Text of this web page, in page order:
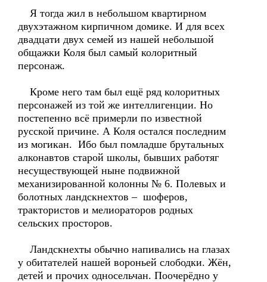
Я тогда жил в небольшом квартирном
двухэтажном кирпичном домике. И для всех
двадцати двух семей из нашей небольшой
общажки Коля был самый колоритный
персонаж.
Кроме него там был ещё ряд колоритных
персонажей из той же интеллигенции. Но
постепенно всё примерли по известной
русской причине. А Коля остался последним
из могикан. Ибо был помладше брутальных
алконавтов старой школы, бывших работяг
несуществующей ныне подвижной
механизированной колонны № 6. Полевых и
болотных ландскнехтов – шоферов,
трактористов и мелиораторов родных
сельских просторов.
Ландскнехты обычно напивались на глазах
у обитателей нашей вороньей слободки. Жён,
детей и прочих односельчан. Поочерёдно у